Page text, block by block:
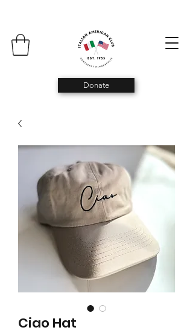
Donate
Ciao Hat